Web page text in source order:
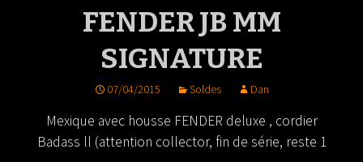
FENDER JB MM
SIGNATURE
07/04/2015 Soldes Dan
Mexique avec housse FENDER deluxe , cordier
Badass ll (attention collector, fin de série, reste 1